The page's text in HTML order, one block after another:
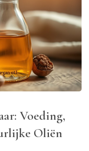
Voeding,
Oliën